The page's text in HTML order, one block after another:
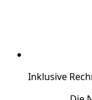
Inklusive